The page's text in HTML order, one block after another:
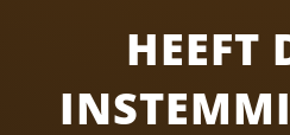
HEEFT